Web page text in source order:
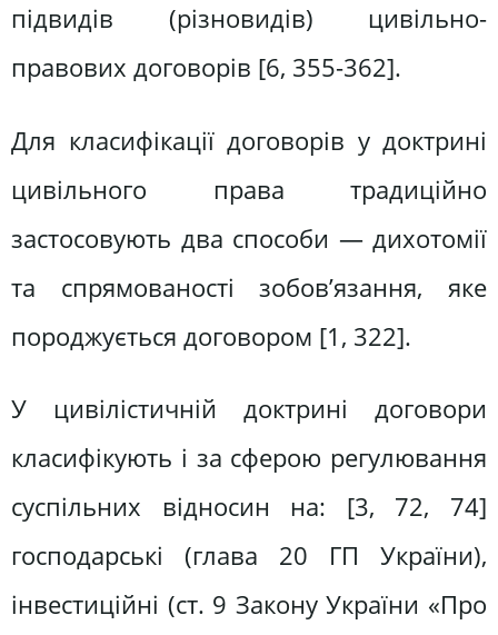
підвидів (різновидів) цивільно-
правових договорів [6, 355-362].
Для класифікації договорів у доктрині
цивільного права традиційно
застосовують два способи — дихотомії
та спрямованості зобов’язання, яке
породжується договором [1, 322].
У цивілістичній доктрині договори
класифікують і за сферою регулювання
суспільних відносин на: [3, 72, 74]
господарські (глава 20 ГП України),
інвестиційні (ст. 9 Закону України «Про